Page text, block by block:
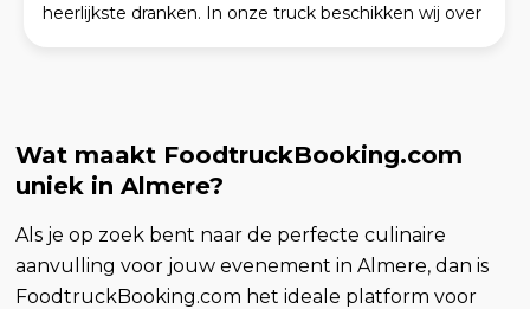
heerlijkste dranken. In onze truck beschikken wij over
Wat maakt FoodtruckBooking.com
uniek in Almere?
Als je op zoek bent naar de perfecte culinaire
aanvulling voor jouw evenement in Almere, dan is
FoodtruckBooking.com het ideale platform voor